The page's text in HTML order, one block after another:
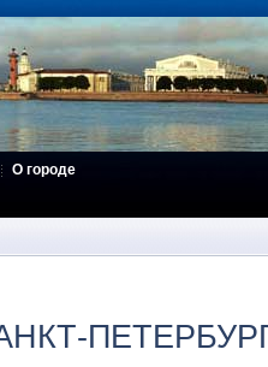
О городе